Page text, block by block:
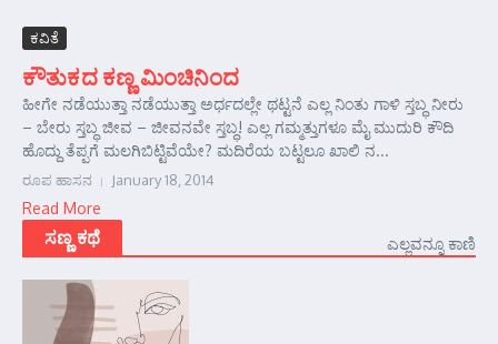
ಕವಿತೆ
ಕೌತುಕದ ಕಣ್ಣ ಮಿಂಚಿನಿಂದ
ಹೀಗೇ ನಡೆಯುತ್ತಾ ನಡೆಯುತ್ತಾ ಅರ್ಧದಲ್ಲೇ ಥಟ್ಟನೆ ಎಲ್ಲ ನಿಂತು ಗಾಳಿ ಸ್ತಬ್ಧ ನೀರು
– ಬೇರು ಸ್ತಬ್ಧ ಜೀವ – ಜೀವನವೇ ಸ್ತಬ್ಧ! ಎಲ್ಲ ಗಮ್ಮತ್ತುಗಳೂ ಮೈ ಮುದುರಿ ಕೌದಿ
ಹೊದ್ದು ತೆಪ್ಪಗೆ ಮಲಗಿಬಿಟ್ಟಿವೆಯೇ? ಮದಿರೆಯ ಬಟ್ಟಲೂ ಖಾಲಿ ನ...
ರೂಪ ಹಾಸನ January 18, 2014
Read More
ಸಣ್ಣ ಕಥೆ ಎಲ್ಲವನ್ನೂ ಕಾಣಿ